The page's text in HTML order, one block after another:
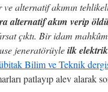
alternatif akımın
alternatif akım verip
çıktı. Bir idam
jeneratörüyleilk
Bilim ve Teknik
patlayıp alev alarak